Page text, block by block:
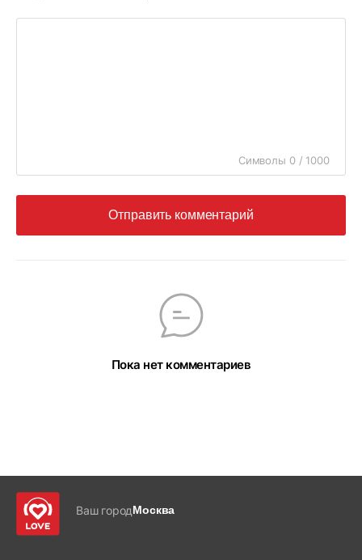
Символы 0 / 1000
Отправить комментарий
Пока нет комментариев
Ваш городМосква